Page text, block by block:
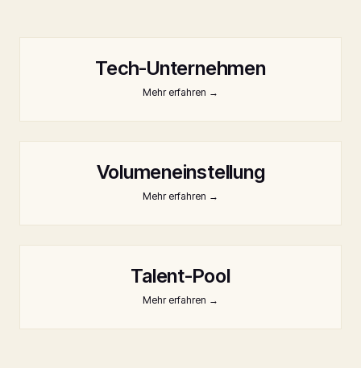
Tech-Unternehmen
Mehr erfahren →
Volumeneinstellung
Mehr erfahren →
Talent-Pool
Mehr erfahren →